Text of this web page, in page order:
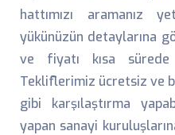
hattımızı aramanız
yükünüzün detaylarına
ve fiyatı kısa
Tekliflerimiz ücretsiz ve
gibi karşılaştırma
yapan sanayi